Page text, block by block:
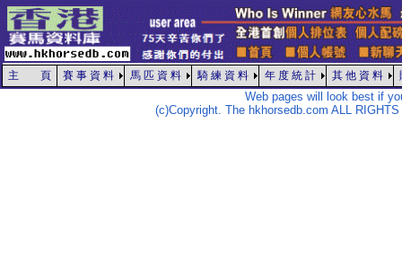
主 頁 賽 事 資 料 馬 匹 資 料 騎 練 資 料 年 度 統 計 其 他 資 料
Web pages will look best if
(c)Copyright. The hkhorsedb.com ALL